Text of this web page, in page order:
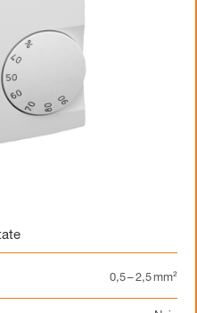
0,5 – 2,5 mm²